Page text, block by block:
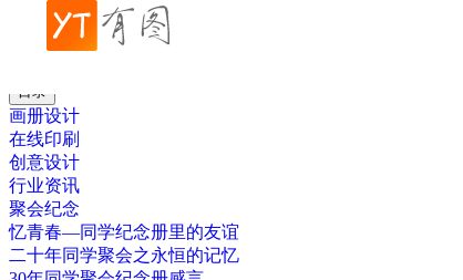
帮助中心
聚会纪念
目录
画册设计
在线印刷
创意设计
行业资讯
聚会纪念
忆青春—同学纪念册里的友谊
二十年同学聚会之永恒的记忆